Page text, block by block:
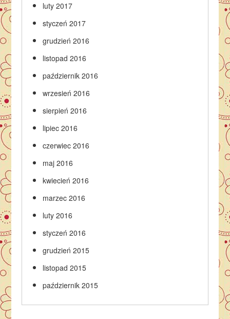
luty 2017
styczeń 2017
grudzień 2016
listopad 2016
październik 2016
wrzesień 2016
sierpień 2016
lipiec 2016
czerwiec 2016
maj 2016
kwiecień 2016
marzec 2016
luty 2016
styczeń 2016
grudzień 2015
listopad 2015
październik 2015